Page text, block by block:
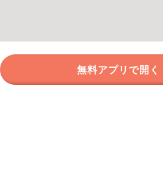
無料アプリで開く